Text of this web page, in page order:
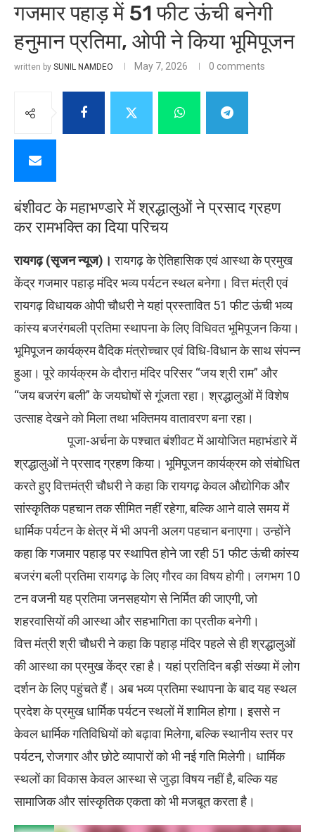
गजमार पहाड़ में 51 फीट ऊंची बनेगी
हनुमान प्रतिमा, ओपी ने किया भूमिपूजन
written by SUNIL NAMDEO May 7, 2026 0 comments
बंशीवट के महाभण्डारे में श्रद्धालुओं ने प्रसाद ग्रहण
कर रामभक्ति का दिया परिचय
रायगढ़ (सृजन न्यूज)। रायगढ़ के ऐतिहासिक एवं आस्था के प्रमुख
केंद्र गजमार पहाड़ मंदिर भव्य पर्यटन स्थल बनेगा। वित्त मंत्री एवं
रायगढ़ विधायक ओपी चौधरी ने यहां प्रस्तावित 51 फीट ऊंची भव्य
कांस्य बजरंगबली प्रतिमा स्थापना के लिए विधिवत भूमिपूजन किया।
भूमिपूजन कार्यक्रम वैदिक मंत्रोच्चार एवं विधि-विधान के साथ संपन्न
हुआ। पूरे कार्यक्रम के दौराऩ मंदिर परिसर “जय श्री राम” और
“जय बजरंग बली” के जयघोषों से गूंजता रहा। श्रद्धालुओं में विशेष
उत्साह देखने को मिला तथा भक्तिमय वातावरण बना रहा।
पूजा-अर्चना के पश्चात बंशीवट में आयोजित महाभंडारे में
श्रद्धालुओं ने प्रसाद ग्रहण किया। भूमिपूजन कार्यक्रम को संबोधित
करते हुए वित्तमंत्री चौधरी ने कहा कि रायगढ़ केवल औद्योगिक और
सांस्कृतिक पहचान तक सीमित नहीं रहेगा, बल्कि आने वाले समय में
धार्मिक पर्यटन के क्षेत्र में भी अपनी अलग पहचान बनाएगा। उन्होंने
कहा कि गजमार पहाड़ पर स्थापित होने जा रही 51 फीट ऊंची कांस्य
बजरंग बली प्रतिमा रायगढ़ के लिए गौरव का विषय होगी। लगभग 10
टन वजनी यह प्रतिमा जनसहयोग से निर्मित की जाएगी, जो
शहरवासियों की आस्था और सहभागिता का प्रतीक बनेगी।
वित्त मंत्री श्री चौधरी ने कहा कि पहाड़ मंदिर पहले से ही श्रद्धालुओं
की आस्था का प्रमुख केंद्र रहा है। यहां प्रतिदिन बड़ी संख्या में लोग
दर्शन के लिए पहुंचते हैं। अब भव्य प्रतिमा स्थापना के बाद यह स्थल
प्रदेश के प्रमुख धार्मिक पर्यटन स्थलों में शामिल होगा। इससे न
केवल धार्मिक गतिविधियों को बढ़ावा मिलेगा, बल्कि स्थानीय स्तर पर
पर्यटन, रोजगार और छोटे व्यापारों को भी नई गति मिलेगी। धार्मिक
स्थलों का विकास केवल आस्था से जुड़ा विषय नहीं है, बल्कि यह
सामाजिक और सांस्कृतिक एकता को भी मजबूत करता है।